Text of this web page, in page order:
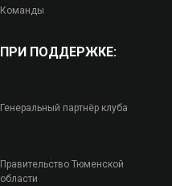
Команды
ПРИ ПОДДЕРЖКЕ:
Генеральный партнёр клуба
Правительство Тюменской
области